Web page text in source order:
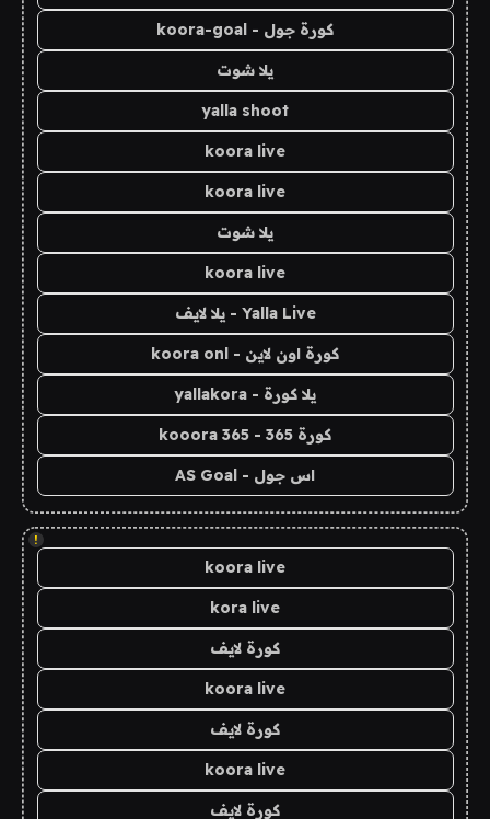
كورة جول - koora-goal
يلا شوت
yalla shoot
koora live
koora live
يلا شوت
koora live
Yalla Live - يلا لايف
كورة اون لاين - koora onl
يلا كورة - yallakora
كورة 365 - kooora 365
اس جول - AS Goal
!
koora live
kora live
كورة لايف
koora live
كورة لايف
koora live
كورة لايف